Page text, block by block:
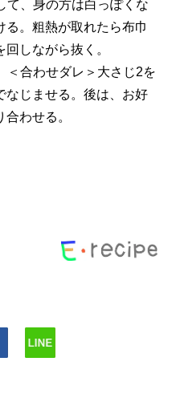
て、身の方は白っぽくな
る。粗熱が取れたら布巾
しながら抜く。
＜合わせダレ＞大さじ2を
なじませる。後は、お好
わせる。